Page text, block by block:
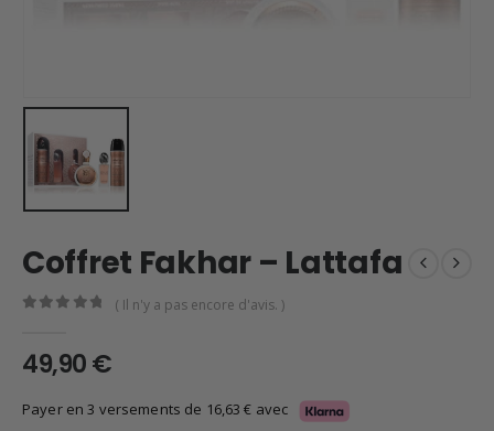
Coffret Fakhar – Lattafa
( Il n'y a pas encore d'avis. )
49,90€
Payer en 3 versements de 16,63€ avec